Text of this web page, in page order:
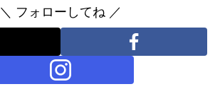
＼ フォローしてね ／